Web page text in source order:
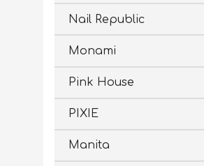
Nail Republic
Monami
Pink House
PIXIE
Manita